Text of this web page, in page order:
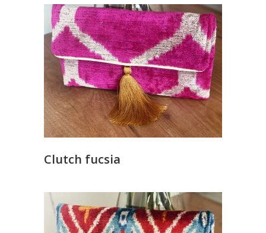
Clutch fucsia